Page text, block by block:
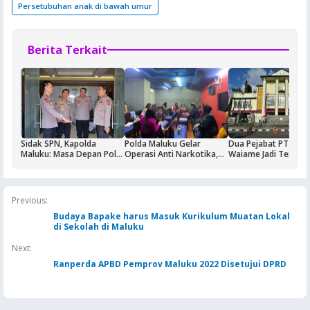
Persetubuhan anak di bawah umur
Berita Terkait
Sidak SPN, Kapolda
Maluku: Masa Depan Polri
Polda Maluku Gelar
Operasi Anti Narkotika,
Dua Pejabat PT Dok
Waiame Jadi
Previous:
Budaya Bapake harus Masuk Kurikulum Muatan Lokal
di Sekolah di Maluku
Next:
Ranperda APBD Pemprov Maluku 2022 Disetujui DPRD